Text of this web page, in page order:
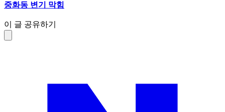
중화동 변기 막힘
이 글 공유하기